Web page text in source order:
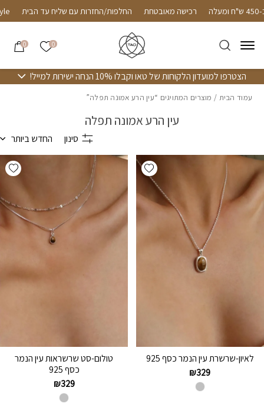
Skip to Content
ומעלה רכישה מאובטחת החלפות/החזרות עם שליח עד הבית
0 הרשימה
0
הצטרפו למועדון הלקוחות של טאו וקבלו 10% הנחה ישירות למייל!
עמוד הבית / מוצרים המתויגים “עין הרע אמונה תפלה”
עין הרע אמונה תפלה
סינון החדש ביותר
Add wishlist
לאיון-שרשרת עין הנמר כסף 925
₪329
טולום-סט שרשראות עין הנמר
כסף 925
₪329
בחזרה למעלה